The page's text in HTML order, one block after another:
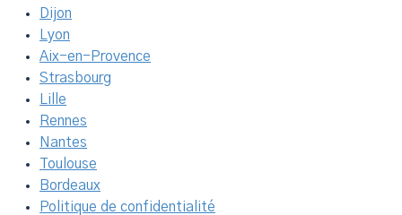
Dijon
Lyon
Aix-en-Provence
Strasbourg
Lille
Rennes
Nantes
Toulouse
Bordeaux
Politique de confidentialité